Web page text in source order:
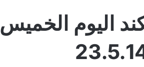
اليوم الخميس